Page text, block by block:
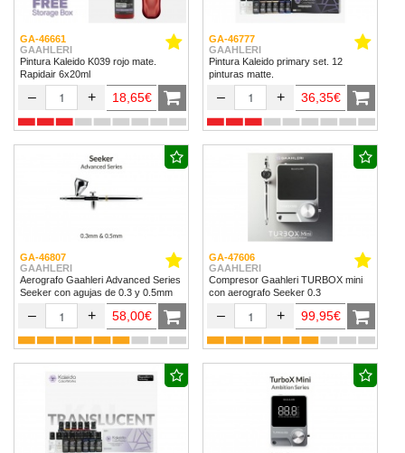
GA-46661
GAAHLERI
Pintura Kaleido K039 rojo mate.
Rapidair 6x20ml
– + 18,65€
GA-46777
GAAHLERI
Pintura Kaleido primary set. 12
pinturas matte.
– + 36,35€
GA-46807
GAAHLERI
Aerografo Gaahleri Advanced Series
Seeker con agujas de 0.3 y 0.5mm
– + 58,00€
GA-47606
GAAHLERI
Compresor Gaahleri TURBOX mini
con aerografo Seeker 0.3
– + 99,95€